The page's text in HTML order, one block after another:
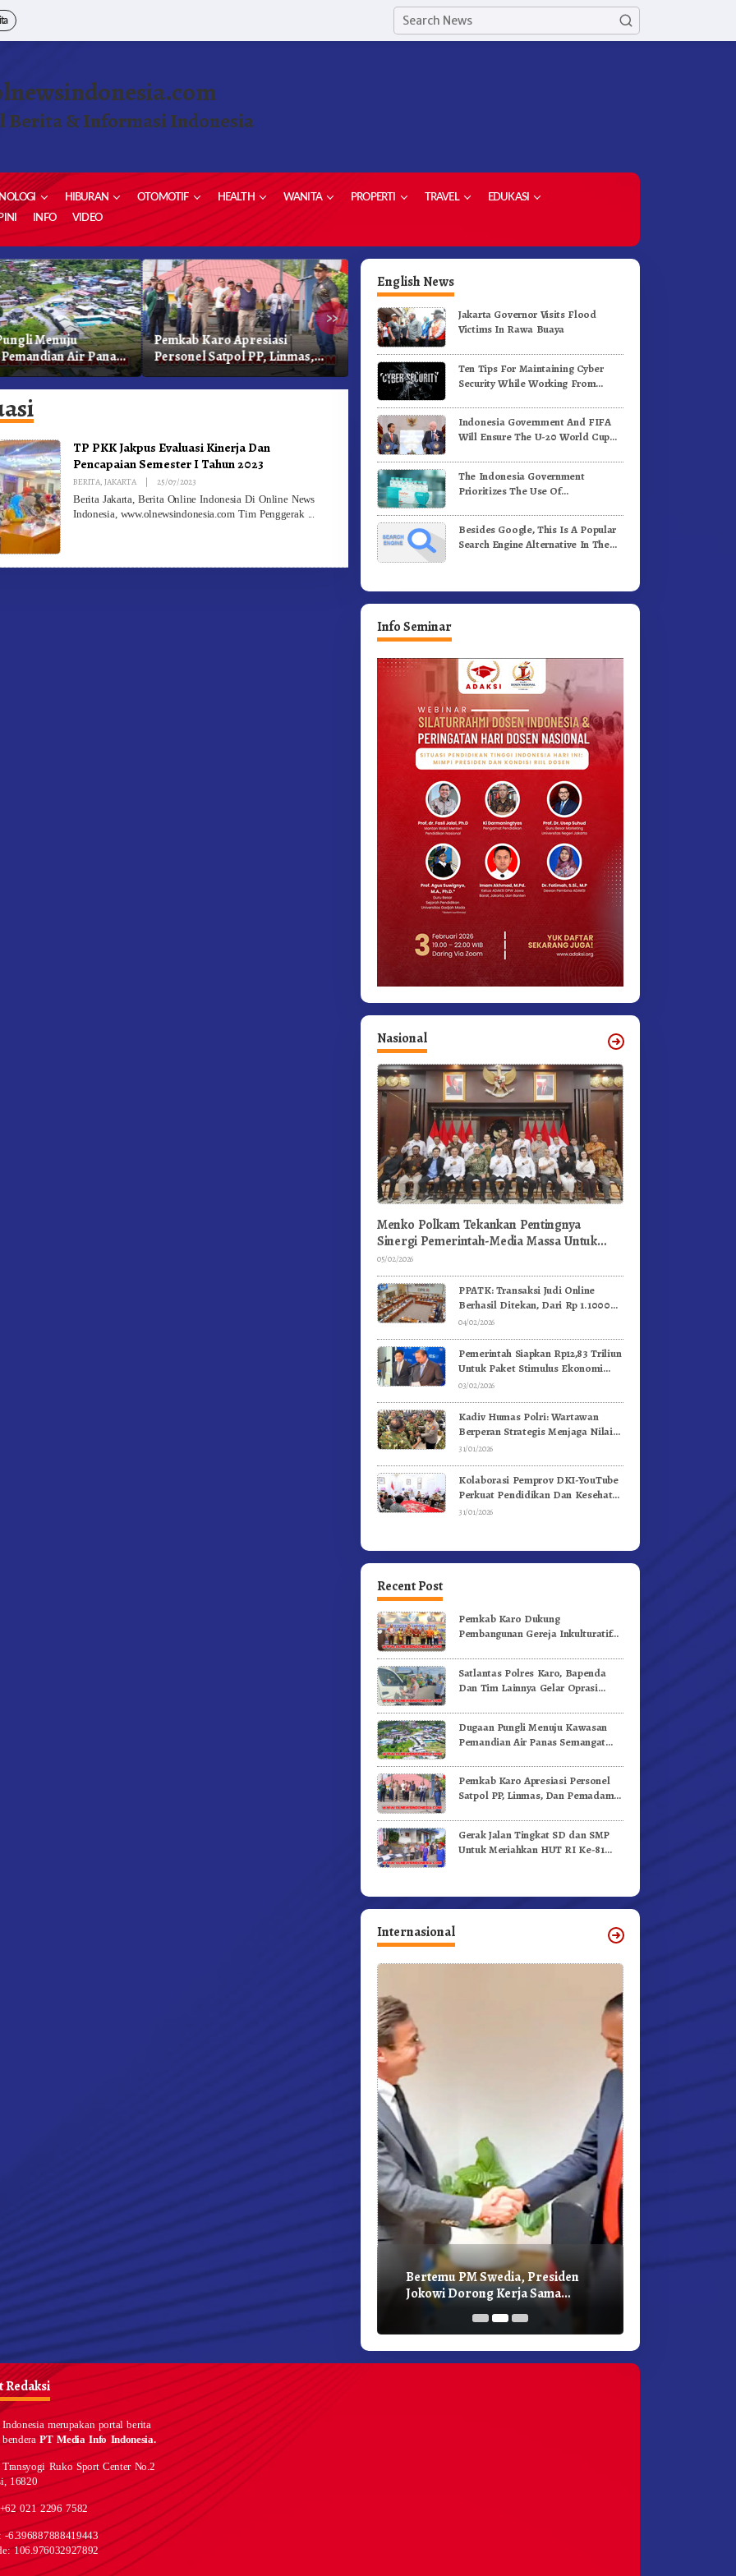
Berita & Informasi Indonesia
HIBURAN OTOMOTIF HEALTH WANITA PROPERTI TRAVEL
EDUKASI
INFO VIDEO
»
Menuju
Air Panas
Gunung – Doulu Foto
Pemkab Karo Apresiasi
Personel Satpol PP, Linmas,
Dan Pemadam Kebakaran
Gerak Jalan Tingkat SD dan
SMP Untuk Meriahkan HUT RI
Ke-81 Dibuka Sekda Karo
Karo Pimpin Laskar Biru
Bergerak.!
TP PKK Jakpus Evaluasi Kinerja Dan
Pencapaian Semester I Tahun 2023
BERITA,JAKARTA | 25/07/2023
Berita Jakarta, Berita Online Indonesia Di Online News
Indonesia, www.olnewsindonesia.com Tim Penggerak
English News
Jakarta Governor Visits Flood
Victims In Rawa Buaya
Ten Tips For Maintaining Cyber
Security While Working From
Indonesia Government And FIFA
Will Ensure The U-20 World Cup
Standards
The Indonesia Government
Prioritizes The Use Of
Vaccines
Besides Google, This Is A Popular
Search Engine Alternative In The
Info Seminar
Nasional
Menko Polkam Tekankan Pentingnya
Sinergi Pemerintah-Media Massa Untuk
Jaga Stabilitas Bangsa
05/02/2026
PPATK: Transaksi Judi Online
Berhasil Ditekan, Dari Rp 1.1000
Triliun Menjadi Rp 268 Triliun
04/02/2026
Pemerintah Siapkan Rp12,83 Triliun
Untuk Paket Stimulus Ekonomi
Kuartal I-2026
03/02/2026
Kadiv Humas Polri: Wartawan
Berperan Strategis Menjaga Nilai
Kebangsaan, Demokrasi, dan NKRI
31/01/2026
Kolaborasi Pemprov DKI-YouTube
Perkuat Pendidikan Dan Kesehatan
Mental
31/01/2026
Recent Post
Pemkab Karo Dukung
Pembangunan Gereja Inkulturatif
Satlantas Polres Karo, Bapenda
Dan Tim Lainnya Gelar Oprasi
Dugaan Pungli Menuju Kawasan
Pemandian Air Panas Semangat
Videokan!
Pemkab Karo Apresiasi Personel
Satpol PP, Linmas, Dan Pemadam
Gerak Jalan Tingkat SD dan SMP
Untuk Meriahkan HUT RI Ke-81
Internasional
Bertemu PM Swedia, Presiden
Jokowi Dorong Kerja Sama
Pembangunan Hijau
Redaksi
Indonesia merupakan portal berita
benderaPT Media Info Indonesia.
Ruko Sport Center No.2
16820
021 2296 7582
-6.396887888419443
106.976032927892